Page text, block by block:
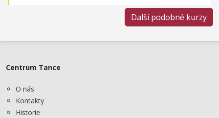
Další podobné kurzy
Centrum Tance
O nás
Kontakty
Historie